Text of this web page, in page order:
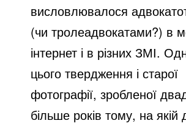
висловлювалося
(чи тролеадвокатами?) в
інтернет і в різних ЗМІ.
цього твердження і старої
фотографії, зробленої
більше років тому, на якій